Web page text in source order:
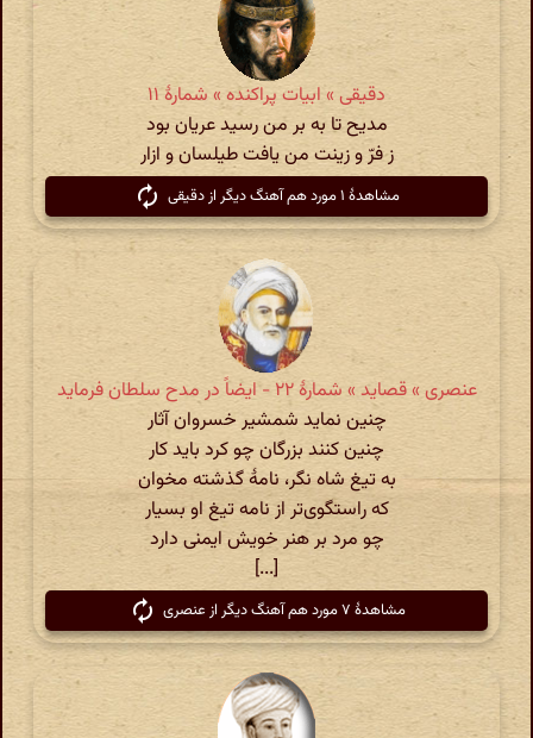
دقیقی » ابیات پراکنده » شمارهٔ ۱۱
مدیح تا به بر من رسید عریان بود
ز فرّ و زینت من یافت طیلسان و ازار
مشاهدهٔ ۱ مورد هم آهنگ دیگر از دقیقی
عنصری » قصاید » شمارهٔ ۲۲ - ایضاً در مدح سلطان فرماید
چنین نماید شمشیر خسروان آثار
چنین کنند بزرگان چو کرد باید کار
به تیغ شاه نگر، نامهٔ گذشته مخوان
که راستگوی‌تر از نامه تیغ او بسیار
چو مرد بر هنر خویش ایمنی دارد
[...]
مشاهدهٔ ۷ مورد هم آهنگ دیگر از عنصری